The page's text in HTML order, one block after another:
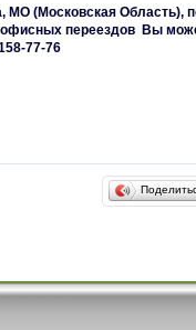
МО (Московская Область),
офисных переездов Вы
77-76